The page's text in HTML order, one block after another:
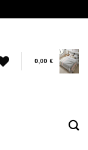
0,00 €